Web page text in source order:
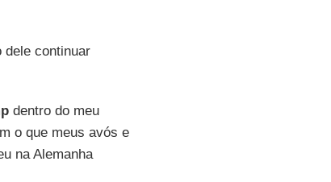
dele continuar
dentro do meu
o que meus avós e
na Alemanha